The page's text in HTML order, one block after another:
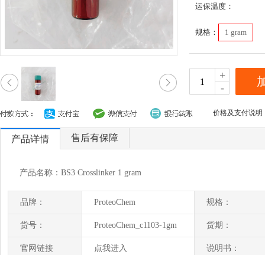
运保温度：
规格： 1 gram
+
-
价格及支付说明
产品详情 售后有保障
产品名称：BS3 Crosslinker 1 gram
品牌： ProteoChem 规格：
货号： ProteoChem_c1103-1gm 货期：
官网链接 点我进入 说明书：